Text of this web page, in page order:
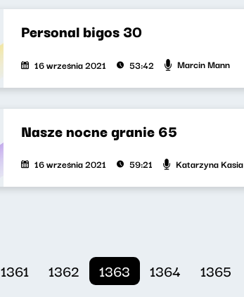
Personal bigos 30
16 września 2021 53:42 Marcin Mann
Nasze nocne granie 65
16 września 2021 59:21 Katarzyna Kasia
1361 1362 1363 1364 1365